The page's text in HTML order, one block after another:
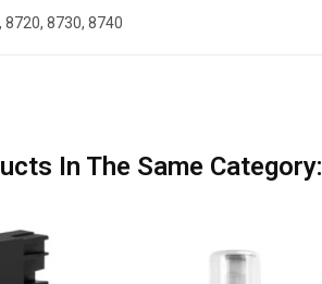
8720, 8730, 8740
In The Same Category: